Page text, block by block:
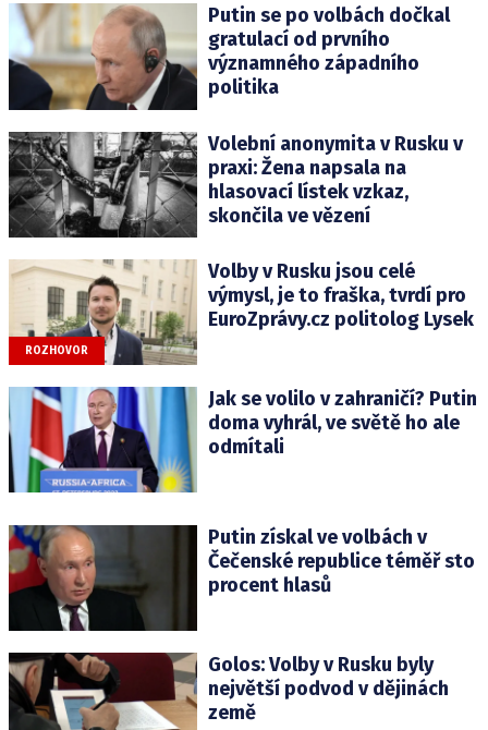
Putin se po volbách dočkal
gratulací od prvního
významného západního
politika
Volební anonymita v Rusku v
praxi: Žena napsala na
hlasovací lístek vzkaz,
skončila ve vězení
ROZHOVOR
Volby v Rusku jsou celé
výmysl, je to fraška, tvrdí pro
EuroZprávy.cz politolog Lysek
Jak se volilo v zahraničí? Putin
doma vyhrál, ve světě ho ale
odmítali
Putin získal ve volbách v
Čečenské republice téměř sto
procent hlasů
Golos: Volby v Rusku byly
největší podvod v dějinách
země